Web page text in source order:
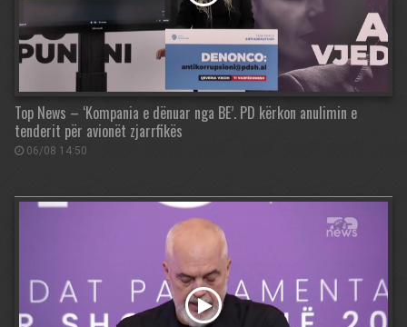
Top News – ‘Kompania e dënuar nga BE’. PD kërkon anulimin e
tenderit për avionët zjarrfikës
06/08 14:50